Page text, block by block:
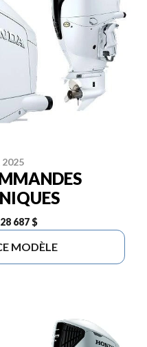
28 687 $
MODÈLE